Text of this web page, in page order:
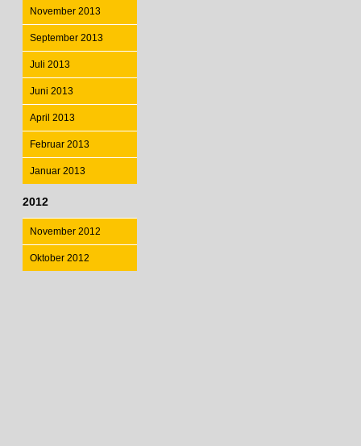
November 2013
September 2013
Juli 2013
Juni 2013
April 2013
Februar 2013
Januar 2013
2012
November 2012
Oktober 2012